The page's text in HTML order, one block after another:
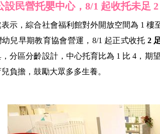
設民營托嬰中心，8/1 起收托未足
示，綜合社會福利館對外開放空間為 1
幼兒早期教育協會營運，8/1 起正式收托 2
分區分齡設計，中心托育比為 1 比 4，期
負擔，鼓勵大眾多多生養。